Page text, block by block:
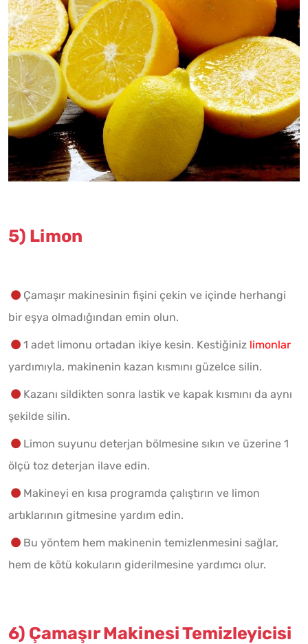
5) Limon
Çamaşır makinesinin fişini çekin ve içinde herhangi
bir eşya olmadığından emin olun.
1 adet limonu ortadan ikiye kesin. Kestiğiniz limonlar
yardımıyla, makinenin kazan kısmını güzelce silin.
Kazanı sildikten sonra lastik ve kapak kısmını da aynı
şekilde silin.
Limon suyunu deterjan bölmesine sıkın ve üzerine 1
ölçü toz deterjan ilave edin.
Makineyi en kısa programda çalıştırın ve limon
artıklarının gitmesine yardım edin.
Bu yöntem hem makinenin temizlenmesini sağlar,
hem de kötü kokuların giderilmesine yardımcı olur.
6) Çamaşır Makinesi Temizleyicisi